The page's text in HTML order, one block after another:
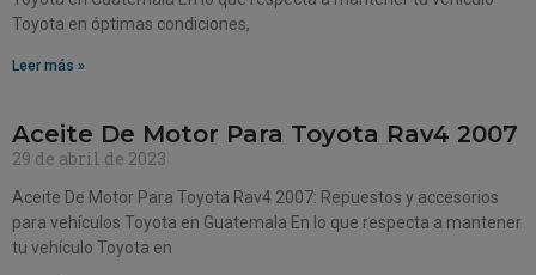
Toyota en óptimas condiciones,
Leer más »
Aceite De Motor Para Toyota Rav4 2007
29 de abril de 2023
Aceite De Motor Para Toyota Rav4 2007: Repuestos y accesorios
para vehículos Toyota en Guatemala En lo que respecta a mantener
tu vehículo Toyota en